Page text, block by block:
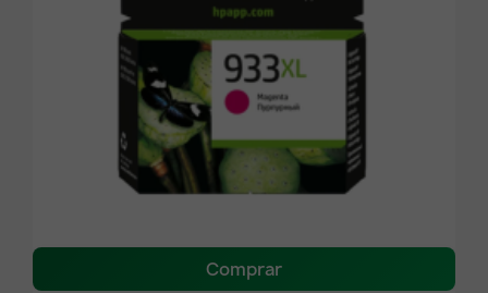
Comprar